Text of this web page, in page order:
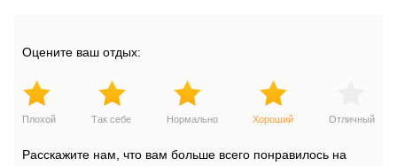
Оцените ваш отдых:
Плохой Так себе Нормально Хороший Отличный
Расскажите нам, что вам больше всего понравилось на